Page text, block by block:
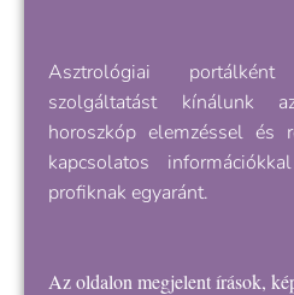
Asztrológiai
szolgáltatást kínálunk
horoszkóp elemzéssel és
kapcsolatos
profiknak egyaránt.
Az oldalon megjelent írások,